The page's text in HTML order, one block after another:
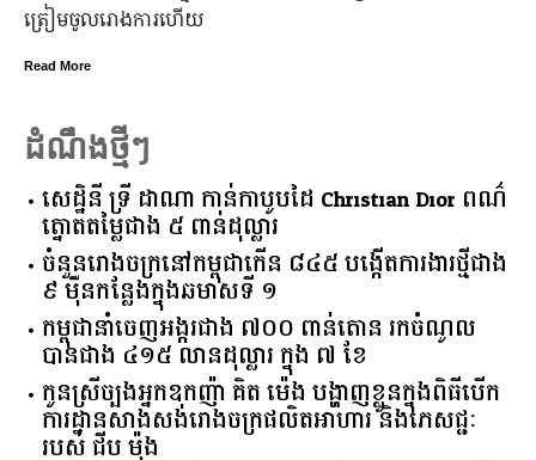
ត្រៀម​ចូល​រោងការ​ហើយ
Read More
ដំណឹងថ្មីៗ
សេដ្ឋិនី ទ្រី ដាណា កាន់កាបូបដៃ Christian Dior ពណ៌
ត្នោតតម្លៃជាង ៥ ពាន់ដុល្លារ
ចំនួន​រោងចក្រ​នៅ​កម្ពុជា​កើន​ ​៨៤៥​ ​បង្កើត​ការងារ​ថ្មី​ជាង​
​៩​ ​ម៉ឺន​កន្លែង​ក្នុង​ឆមាស​ទី ​១​
កម្ពុជានាំចេញអង្ករជាង ៧០០ ពាន់តោន រកចំណូល
បានជាង ៤១៥ លានដុល្លារ ក្នុង ៧ ខែ
កូនស្រីច្បងអ្នកឧកញ៉ា គិត ម៉េង បង្ហាញខ្លួនក្នុងពិធីបើក
ការដ្ឋានសាងសង់រោងចក្រផលិតអាហារ និងភេសជ្ជៈ
របស់ ជីប ម៉ុង